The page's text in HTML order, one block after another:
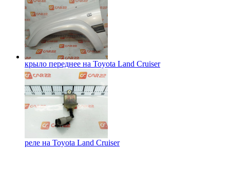
крыло переднее на Toyota Land Cruiser
реле на Toyota Land Cruiser